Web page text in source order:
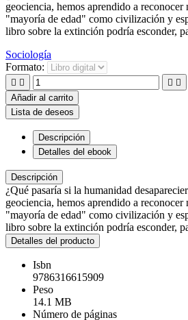
geociencia, hemos aprendido a
"mayoría de edad" como civilización y
libro sobre la extinción podría esconder,
Sociología
Formato:
   
Añadir al carrito
Lista de deseos
Descripción
Detalles del ebook
Descripción
¿Qué pasaría si la humanidad
geociencia, hemos aprendido a
"mayoría de edad" como civilización y
libro sobre la extinción podría esconder,
Detalles del producto
Isbn
9786316615909
Peso
14.1 MB
Número de páginas